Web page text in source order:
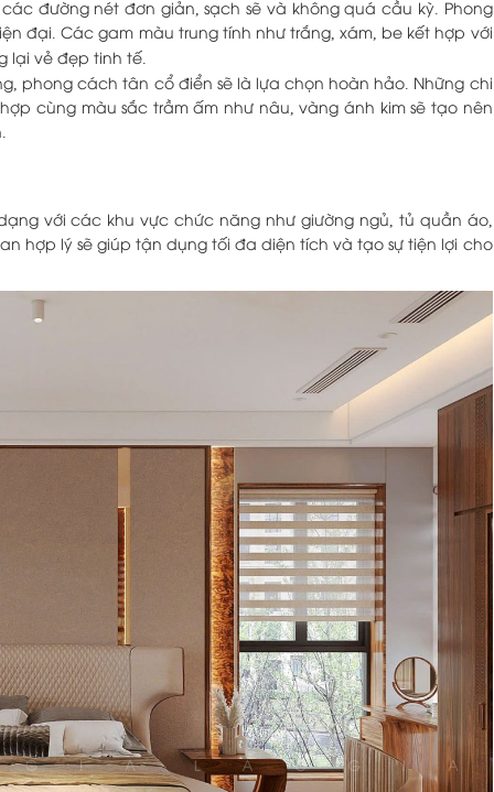
đường nét đơn giản, sạch sẽ và không quá cầu kỳ. Phong
đại. Các gam màu trung tính như trắng, xám, be kết hợp với
lại vẻ đẹp tinh tế.
phong cách tân cổ điển sẽ là lựa chọn hoàn hảo. Những chi
cùng màu sắc trầm ấm như nâu, vàng ánh kim sẽ tạo nên
với các khu vực chức năng như giường ngủ, tủ quần áo,
hợp lý sẽ giúp tận dụng tối đa diện tích và tạo sự tiện lợi cho